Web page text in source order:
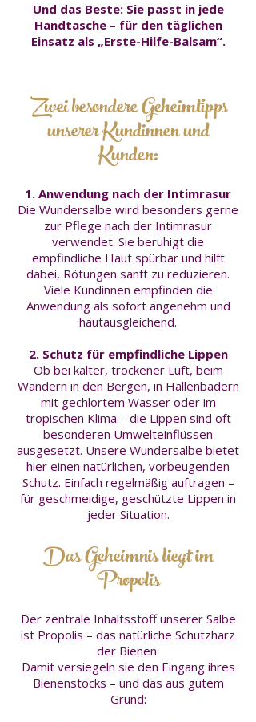
Und das Beste: Sie passt in jede
Handtasche – für den täglichen
Einsatz als „Erste-Hilfe-Balsam“.
Zwei besondere Geheimtipps
unserer Kundinnen und
Kunden:
1. Anwendung nach der Intimrasur
Die Wundersalbe wird besonders gerne
zur Pflege nach der Intimrasur
verwendet. Sie beruhigt die
empfindliche Haut spürbar und hilft
dabei, Rötungen sanft zu reduzieren.
Viele Kundinnen empfinden die
Anwendung als sofort angenehm und
hautausgleichend.
2. Schutz für empfindliche Lippen
Ob bei kalter, trockener Luft, beim
Wandern in den Bergen, in Hallenbädern
mit gechlortem Wasser oder im
tropischen Klima – die Lippen sind oft
besonderen Umwelteinflüssen
ausgesetzt. Unsere Wundersalbe bietet
hier einen natürlichen, vorbeugenden
Schutz. Einfach regelmäßig auftragen –
für geschmeidige, geschützte Lippen in
jeder Situation.
Das Geheimnis liegt im
Propolis
Der zentrale Inhaltsstoff unserer Salbe
ist Propolis – das natürliche Schutzharz
der Bienen.
Damit versiegeln sie den Eingang ihres
Bienenstocks – und das aus gutem
Grund: